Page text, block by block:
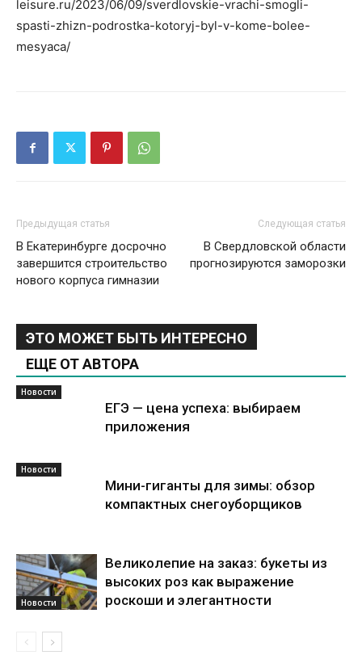
leisure.ru/2023/06/09/sverdlovskie-vrachi-smogli-
spasti-zhizn-podrostka-kotoryj-byl-v-kome-bolee-
mesyaca/
Предыдущая статья
В Екатеринбурге досрочно
завершится строительство
нового корпуса гимназии
Следующая статья
В Свердловской области
прогнозируются заморозки
ЭТО МОЖЕТ БЫТЬ ИНТЕРЕСНО
ЕЩЕ ОТ АВТОРА
Новости
ЕГЭ — цена успеха: выбираем
приложения
Новости
Мини-гиганты для зимы: обзор
компактных снегоуборщиков
Новости
Великолепие на заказ: букеты из
высоких роз как выражение
роскоши и элегантности